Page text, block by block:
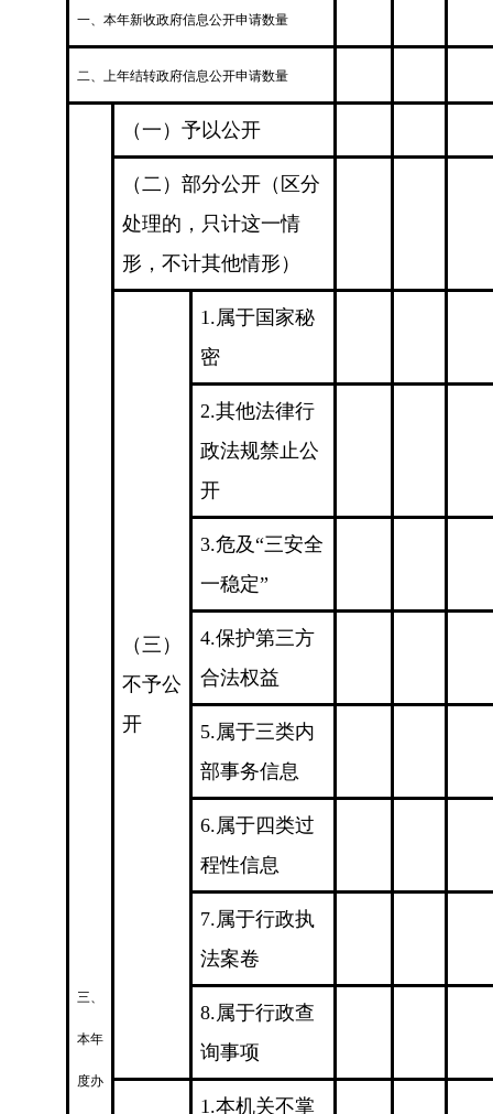
一、本年新收政府信息公开申请数量
二、上年结转政府信息公开申请数量
三、
本年
度办
（一）予以公开
（二）部分公开（区分
处理的，只计这一情
形，不计其他情形）
（三）
不予公
开
1.属于国家秘
密
2.其他法律行
政法规禁止公
开
3.危及“三安全
一稳定”
4.保护第三方
合法权益
5.属于三类内
部事务信息
6.属于四类过
程性信息
7.属于行政执
法案卷
8.属于行政查
询事项
1.本机关不掌